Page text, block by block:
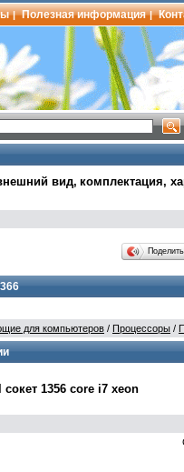
| Полезная информация |
вид, комплектация,
для компьютеров / Процессоры /
1356 core i7 xeon